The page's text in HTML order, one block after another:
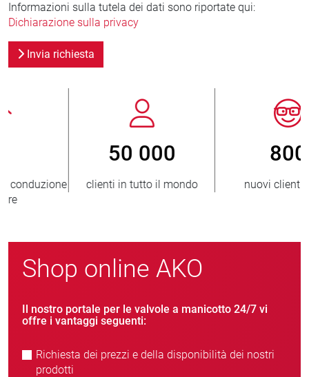
Informazioni sulla tutela dei dati sono riportate qui:
Dichiarazione sulla privacy
Invia richiesta
nuovi clienti/anno
> 3 500 000
unità vendute
Shop online AKO
Il nostro portale per le valvole a manicotto 24/7 vi
offre i vantaggi seguenti:
Richiesta dei prezzi e della disponibilità dei nostri
prodotti